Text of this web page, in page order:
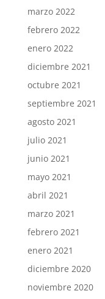
marzo 2022
febrero 2022
enero 2022
diciembre 2021
octubre 2021
septiembre 2021
agosto 2021
julio 2021
junio 2021
mayo 2021
abril 2021
marzo 2021
febrero 2021
enero 2021
diciembre 2020
noviembre 2020